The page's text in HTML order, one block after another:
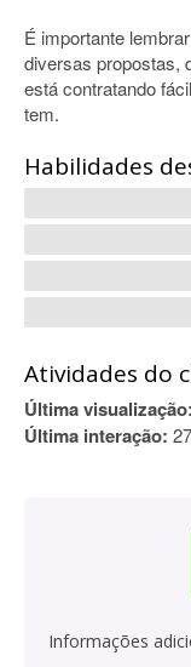
É importante
diversas propostas,
está contratando
tem.
Habilidades
Atividades do
Última visualização:
Última interação:
Informações